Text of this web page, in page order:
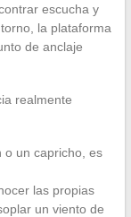
escucha y
la plataforma
de anclaje
realmente
o un capricho, es
las propias
un viento de